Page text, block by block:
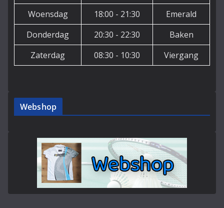
Woensdag
18:00 - 21:30
Emerald
Donderdag
20:30 - 22:30
Baken
Zaterdag
08:30 - 10:30 Viergang
Webshop